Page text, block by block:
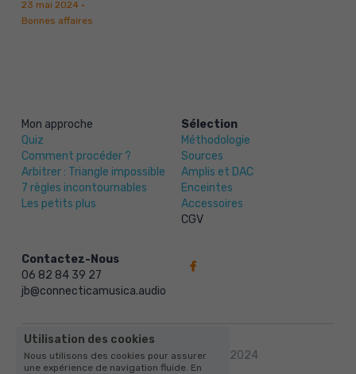
Amplis
Services
23 mai 2024·
Bonnes affaires
Mon approche
Quiz
Comment procéder ?
Arbitrer : Triangle impossible
7 règles incontournables
Les petits plus
Sélection
Méthodologie
Sources
Amplis et DAC
Enceintes
Accessoires
CGV
Contactez-Nous
06 82 84 39 27
jb@connecticamusica.audio
© Connectica Musica, 10/2024
Utilisation des cookies
Nous utilisons des cookies pour assurer
une expérience de navigation fluide. En